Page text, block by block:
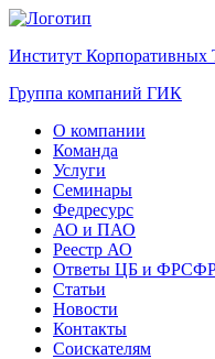
Институт Корпоративных
Группа компаний ГИК
О компании
Команда
Услуги
Семинары
Федресурс
АО и ПАО
Реестр АО
Ответы ЦБ и
Статьи
Новости
Контакты
Соискателям